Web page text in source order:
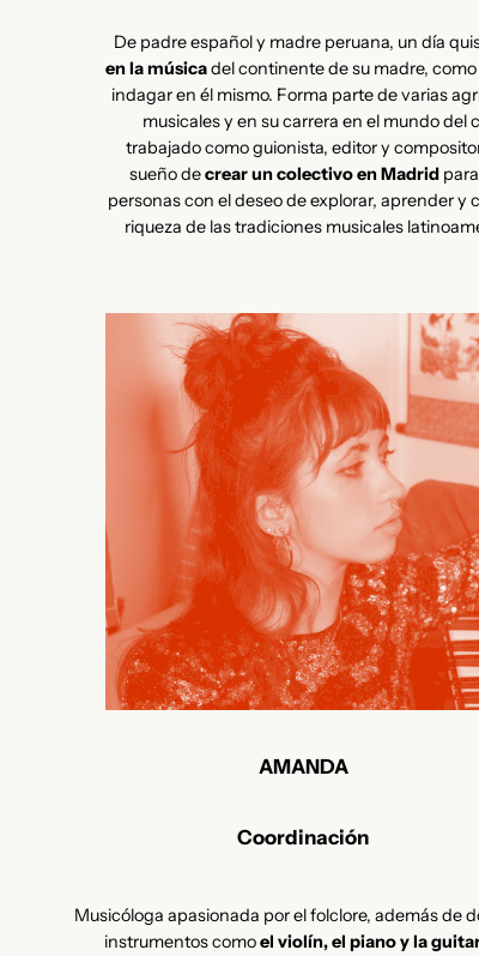
De padre español y madre peruana, un día
en la músicadel continente de su madre,
indagar en él mismo. Forma parte de varias
musicales y en su carrera en el mundo del
trabajado como guionista, editor y
sueño decrear un colectivo en Madrid
personas con el deseo de explorar, aprender y
riqueza de las tradiciones musicales
AMANDA
Coordinación
Musicóloga apasionada por el folclore, además de
instrumentos comoel violín, el piano y la